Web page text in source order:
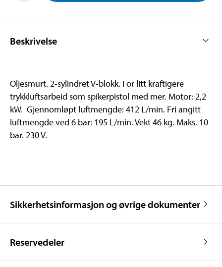
Beskrivelse
Oljesmurt. 2-sylindret V-blokk. For litt kraftigere
trykkluftsarbeid som spikerpistol med mer. Motor: 2,2
kW. Gjennomløpt luftmengde: 412 L/min. Fri angitt
luftmengde ved 6 bar: 195 L/min. Vekt 46 kg. Maks. 10
bar. 230 V.
Sikkerhetsinformasjon og øvrige dokumenter
Reservedeler